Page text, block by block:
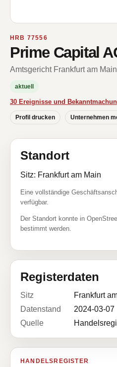
HRB 77556
Prime Capital
Amtsgericht Frankfurt am
aktuell
30 Ereignisse und
Profil drucken Unternehmen
Standort
Sitz: Frankfurt am Main
Eine vollständige
verfügbar.
Der Standort konnte in
bestimmt werden.
Registerdaten
Sitz
Frankfurt
Datenstand
2024-03-07
Quelle
HANDELSREGISTER